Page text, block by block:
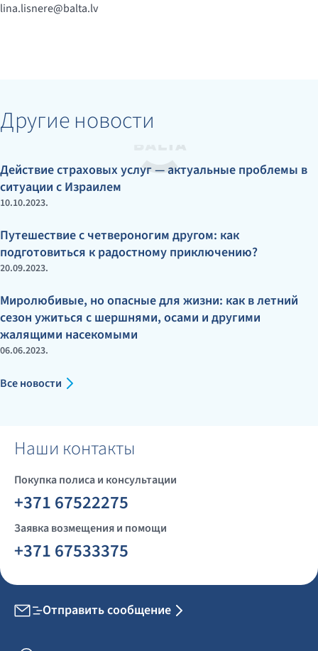
lina.lisnere@balta.lv
Другие новости
Действие страховых услуг — актуальные проблемы в
ситуации с Израилем
10.10.2023.
Путешествие с четвероногим другом: как
подготовиться к радостному приключению?
20.09.2023.
Миролюбивые, но опасные для жизни: как в летний
сезон ужиться с шершнями, осами и другими
жалящими насекомыми
06.06.2023.
Все новости
Наши контакты
Покупка полиса и консультации
+371 67522275
Заявка возмещения и помощи
+371 67533375
Отправить сообщение